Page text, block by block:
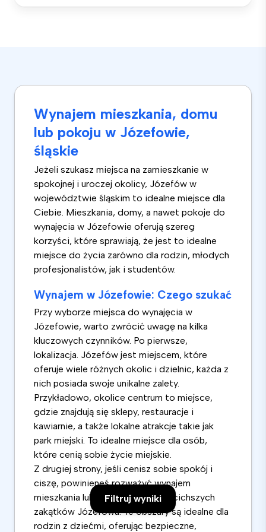
Filtruj wyniki
Wynajem mieszkania, domu
lub pokoju w Józefowie,
śląskie
Jeżeli szukasz miejsca na zamieszkanie w
spokojnej i uroczej okolicy, Józefów w
województwie śląskim to idealne miejsce dla
Ciebie. Mieszkania, domy, a nawet pokoje do
wynajęcia w Józefowie oferują szereg
korzyści, które sprawiają, że jest to idealne
miejsce do życia zarówno dla rodzin, młodych
profesjonalistów, jak i studentów.
Wynajem w Józefowie: Czego szukać
Przy wyborze miejsca do wynajęcia w
Józefowie, warto zwrócić uwagę na kilka
kluczowych czynników. Po pierwsze,
lokalizacja. Józefów jest miejscem, które
oferuje wiele różnych okolic i dzielnic, każda z
nich posiada swoje unikalne zalety.
Przykładowo, okolice centrum to miejsce,
gdzie znajdują się sklepy, restauracje i
kawiarnie, a także lokalne atrakcje takie jak
park miejski. To idealne miejsce dla osób,
które cenią sobie życie miejskie.
Z drugiej strony, jeśli cenisz sobie spokój i
ciszę, powinieneś rozważyć wynajem
mieszkania lub domu w jednym z cichszych
zakątków Józefowa. Te obszary są idealne dla
rodzin z dziećmi, oferując bezpieczne,